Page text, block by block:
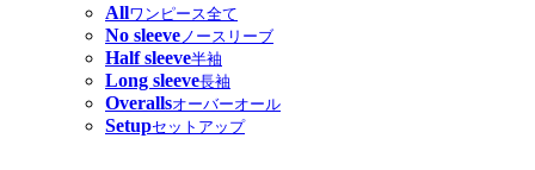
Allワンピース全て
No sleeve ノースリーブ
Half sleeve半袖
Long sleeve長袖
Overallsオーバーオール
Setupセットアップ